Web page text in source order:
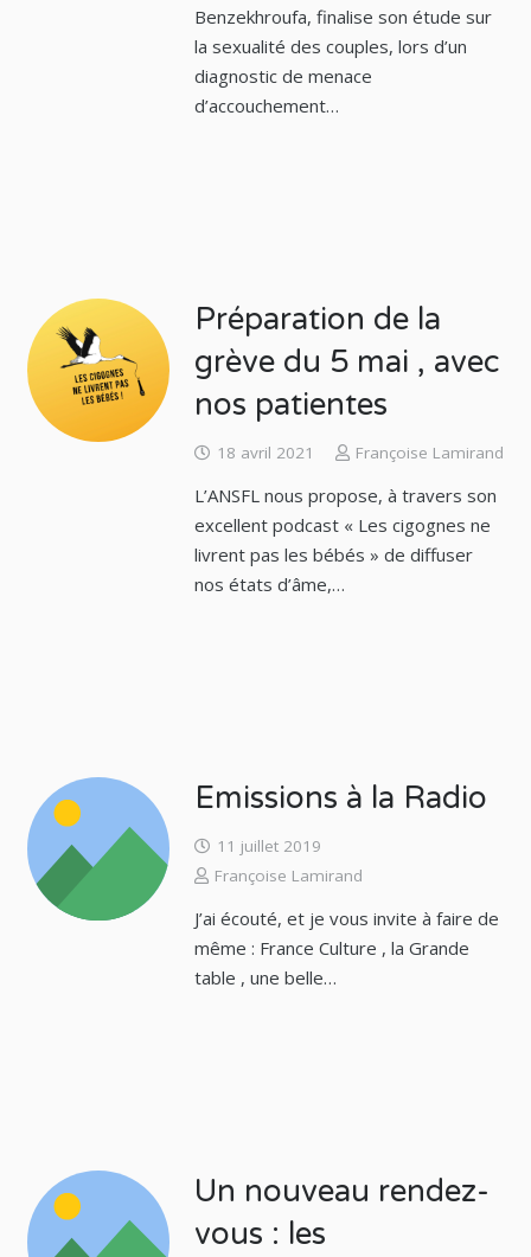
Benzekhroufa, finalise son étude sur
la sexualité des couples, lors d’un
diagnostic de menace
d’accouchement…
Préparation de la
grève du 5 mai , avec
nos patientes
18 avril 2021 Françoise Lamirand
L’ANSFL nous propose, à travers son
excellent podcast « Les cigognes ne
livrent pas les bébés » de diffuser
nos états d’âme,…
Emissions à la Radio
11 juillet 2019
Françoise Lamirand
J’ai écouté, et je vous invite à faire de
même : France Culture , la Grande
table , une belle…
Un nouveau rendez-
vous : les